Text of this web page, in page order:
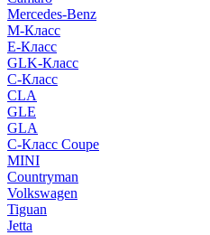
Mercedes-Benz
M-Класс
E-Класс
GLK-Класс
C-Класс
CLA
GLE
GLA
C-Класс Coupe
MINI
Countryman
Volkswagen
Tiguan
Jetta